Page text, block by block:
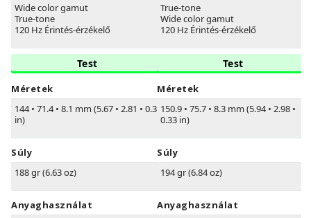
Wide color gamut
True-tone
120 Hz Érintés-érzékelő
Test
Méretek
144• 71.4• 8.1 mm (5.67 • 2.81 • 0.32
in)
Súly
188 gr (6.63 oz)
Anyaghasználat
True-tone
Wide color gamut
120 Hz Érintés-érzékelő
Test
Méretek
150.9 • 75.7 • 8.3 mm (5.94• 2.98 •
0.33 in)
Súly
194 gr (6.84 oz)
Anyaghasználat